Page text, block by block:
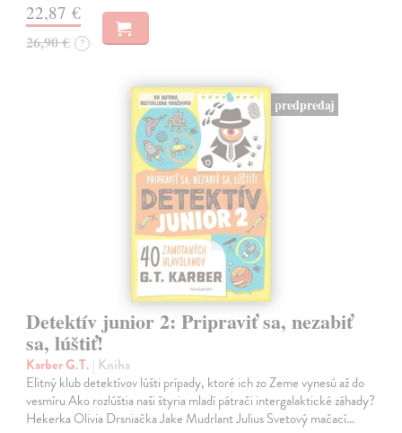
22,87 €
26,90 € ?
predpredaj
Detektív junior 2: Pripraviť sa, nezabiť
sa, lúštiť!
Karber G.T. | Kniha
Elitný klub detektívov lúšti prípady, ktoré ich zo Zeme vynesú až do
vesmíru Ako rozlúštia naši štyria mladí pátrači intergalaktické záhady?
Hekerka Olivia Drsniačka Jake Mudrlant Julius Svetový mačací…